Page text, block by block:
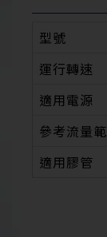
型號
運行轉速
適用電源
參考流量
適用膠管